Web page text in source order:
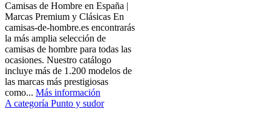
Camisas de Hombre en España |
Marcas Premium y Clásicas En
camisas-de-hombre.es encontrarás
la más amplia selección de
camisas de hombre para todas las
ocasiones. Nuestro catálogo
incluye más de 1.200 modelos de
las marcas más prestigiosas
como... Más información
A categoría Punto y sudor